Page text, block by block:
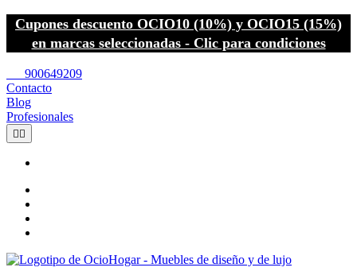
Cupones descuento OCIO10 (10%) y OCIO15 (15%)
en marcas seleccionadas - Clic para condiciones
900649209
Contacto
Blog
Profesionales
 